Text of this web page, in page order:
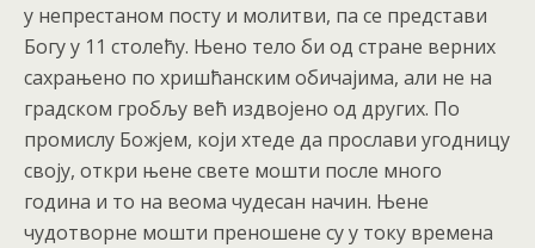
у непрестаном посту и молитви, па се представи
Богу у 11 столећу. Њено тело би од стране верних
сахрањено по хришћанским обичајима, али не на
градском гробљу већ издвојено од других. По
промислу Божјем, који хтеде да прослави угодницу
своју, откри њене свете мошти после много
година и то на веома чудесан начин. Њене
чудотворне мошти преношене су у току времена